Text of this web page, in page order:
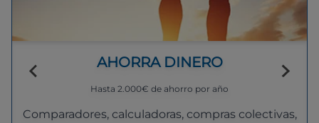
AHORRA DINERO
Hasta 2.000€ de ahorro por año
Comparadores, calculadoras, compras colectivas,